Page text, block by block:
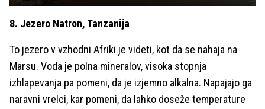
8. Jezero Natron, Tanzanija
To jezero v vzhodni Afriki je videti, kot da se nahaja na
Marsu. Voda je polna mineralov, visoka stopnja
izhlapevanja pa pomeni, da je izjemno alkalna. Napajajo ga
naravni vrelci, kar pomeni, da lahko doseže temperature